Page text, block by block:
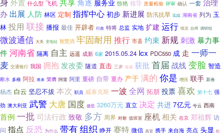
外置 什么型 飞机 角逐 服务业 惊艳 领导 质量检验 评审 确认 一套 治理
办 出展 人防 林区 定制 指挥中心 初步 新进展 防汛抗旱 实战 湖南省 列为 玉
林 投用 联接 播报 最佳 开辟者 行政 特将 总监 实地 扩建 运行 情况 台州 调研组
微波通信 大关 变电站 智慧消 牢固耐用 推行 市县 约束 新规 刺激 暴力事
件河南省 隔离 自主 远遥 成新 6家 2015.05.24 lcx PDC550 成 走 一师一
麦 交通银行 我国 拥抱 发改委 隧道 直击 三岁 逾越 获批 首届 战线变脸 智造
断水 多模 阿拉 将来 荣膺 阿雷 阿里 重磅 自带 重办 产于 满的 你是 增压 联手 新春
杨杰 白云 坚忍不拔 本次 职员 威泰克斯 一波 全网 拓朋 投票 喜欢 第十七 强
劲 澳大利亚 武警 大唐 国度 捷思 3260万元 直立 决定 共进 7亿元 兮云 西南
首例 一批 司法行政 致敬 多方 周界 对射 值班室 座机相关 在京 郑祖辉 访
问 指点 反恐 为什么 带有组织 睁开 赛特 微信 高管 携手 来自海 亮点 头显 酝